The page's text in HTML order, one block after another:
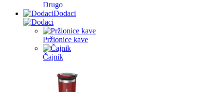
Drugo
Dodaci
Pržionice kave
Čajnik